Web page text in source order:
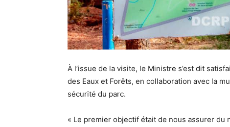
À l’issue de la visite, le Ministre s’est dit
des Eaux et Forêts, en collaboration avec la
sécurité du parc.
« Le premier objectif était de nous assurer